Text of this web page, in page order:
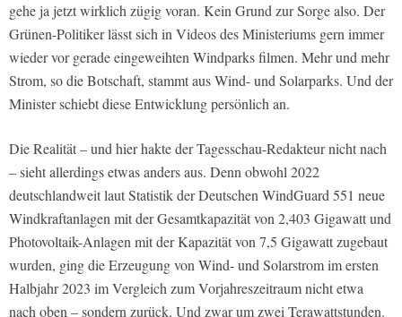
gehe ja jetzt wirklich zügig voran. Kein Grund zur Sorge also. Der
Grünen-Politiker lässt sich in Videos des Ministeriums gern immer
wieder vor gerade eingeweihten Windparks filmen. Mehr und mehr
Strom, so die Botschaft, stammt aus Wind- und Solarparks. Und der
Minister schiebt diese Entwicklung persönlich an.
Die Realität – und hier hakte der Tagesschau-Redakteur nicht nach
– sieht allerdings etwas anders aus. Denn obwohl 2022
deutschlandweit laut Statistik der Deutschen WindGuard 551 neue
Windkraftanlagen mit der Gesamtkapazität von 2,403 Gigawatt und
Photovoltaik-Anlagen mit der Kapazität von 7,5 Gigawatt zugebaut
wurden, ging die Erzeugung von Wind- und Solarstrom im ersten
Halbjahr 2023 im Vergleich zum Vorjahreszeitraum nicht etwa
nach oben – sondern zurück. Und zwar um zwei Terawattstunden.